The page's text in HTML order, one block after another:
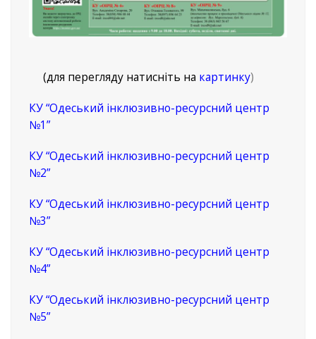
(для перегляду натисніть на картинку)
КУ “Одеський інклюзивно-ресурсний центр
№1”
КУ “Одеський інклюзивно-ресурсний центр
№2”
КУ “Одеський інклюзивно-ресурсний центр
№3”
КУ “Одеський інклюзивно-ресурсний центр
№4”
КУ “Одеський інклюзивно-ресурсний центр
№5”